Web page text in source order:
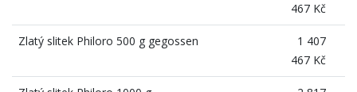
467 Kč
Zlatý slitek Philoro 500 g gegossen
1 407
467 Kč